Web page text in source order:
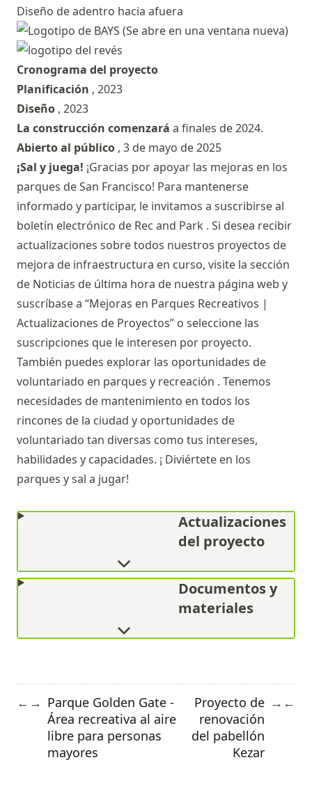
Diseño de adentro hacia afuera
Cronograma del proyecto
Planificación , 2023
Diseño , 2023
La construcción comenzará a finales de 2024.
Abierto al público , 3 de mayo de 2025
¡Sal y juega! ¡Gracias por apoyar las mejoras en los
parques de San Francisco! Para mantenerse
informado y participar, le invitamos a suscribirse al
boletín electrónico de Rec and Park . Si desea recibir
actualizaciones sobre todos nuestros proyectos de
mejora de infraestructura en curso, visite la sección
de Noticias de última hora de nuestra página web y
suscríbase a “Mejoras en Parques Recreativos |
Actualizaciones de Proyectos” o seleccione las
suscripciones que le interesen por proyecto.
También puedes explorar las oportunidades de
voluntariado en parques y recreación . Tenemos
necesidades de mantenimiento en todos los
rincones de la ciudad y oportunidades de
voluntariado tan diversas como tus intereses,
habilidades y capacidades. ¡ Diviértete en los
parques y sal a jugar!
Actualizaciones
del proyecto
Documentos y
materiales
← → Parque Golden Gate -
Área recreativa al aire
libre para personas
mayores
Proyecto de
renovación
del pabellón
Kezar
→ ←